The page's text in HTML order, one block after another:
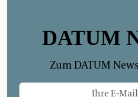
DATUM
Zum DATUM